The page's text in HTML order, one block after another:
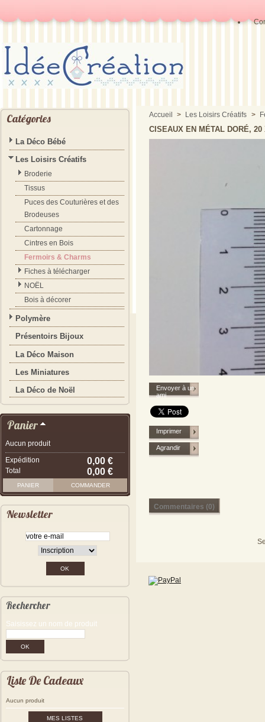
Catégories
La Déco Bébé
Les Loisirs Créatifs
Broderie
Tissus
Puces des Couturières et des
Brodeuses
Cartonnage
Cintres en Bois
Fermoirs & Charms
Fiches à télécharger
NOËL
Bois à décorer
Polymère
Présentoirs Bijoux
La Déco Maison
Les Miniatures
La Déco de Noël
Panier
Aucun produit
Expédition
0,00 €
Total 0,00 €
PANIER COMMANDER
Newsletter
Rechercher
Saisissez un nom de produit
Liste De Cadeaux
Aucun produit
MES LISTES
Accueil > Les Loisirs Créatifs >
CISEAUX EN MÉTAL DORÉ, 20
Envoyer à un
ami
Imprimer
Agrandir
Commentaires (0)